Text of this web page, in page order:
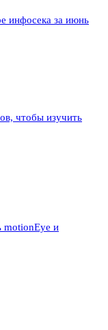
инфосека за июнь
чтобы изучить
motionEye и